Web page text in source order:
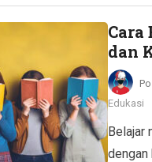
dan
Edukasi
Belajar
dengan